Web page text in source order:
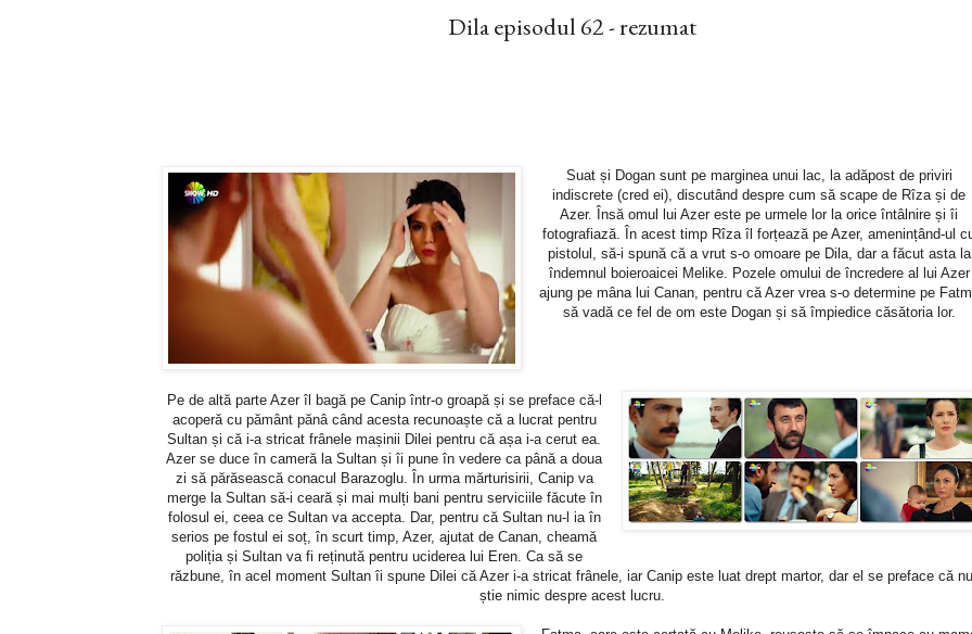
Dila episodul 62 - rezumat
Suat și Dogan sunt pe marginea unui lac, la adăpost de priviri
indiscrete (cred ei), discutând despre cum să scape de Rîza și de
Azer. Însă omul lui Azer este pe urmele lor la orice întâlnire și îi
fotografiază. În acest timp Rîza îl forțează pe Azer, amenințând-ul
pistolul, să-i spună că a vrut s-o omoare pe Dila, dar a făcut asta la
îndemnul boieroaicei Melike. Pozele omului de încredere al lui Azer
ajung pe mâna lui Canan, pentru că Azer vrea s-o determine pe
să vadă ce fel de om este Dogan și să împiedice căsătoria lor.
Pe de altă parte Azer îl bagă pe Canip într-o groapă și se preface că-l
acoperă cu pământ pănâ când acesta recunoaște că a lucrat pentru
Sultan și că i-a stricat frânele mașinii Dilei pentru că așa i-a cerut ea.
Azer se duce în cameră la Sultan și îi pune în vedere ca până a doua
zi să părăsească conacul Barazoglu. În urma mărturisirii, Canip va
merge la Sultan să-i ceară și mai mulți bani pentru serviciile făcute în
folosul ei, ceea ce Sultan va accepta. Dar, pentru că Sultan nu-l ia în
serios pe fostul ei soț, în scurt timp, Azer, ajutat de Canan, cheamă
poliția și Sultan va fi reținută pentru uciderea lui Eren. Ca să se
răzbune, în acel moment Sultan îi spune Dilei că Azer i-a stricat frânele, iar Canip este luat drept martor, dar el se preface că nu
știe nimic despre acest lucru.